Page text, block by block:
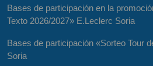
Bases de participación en la
Texto 2026/2027» E.Leclerc Soria
Bases de participación «Sorteo Tour
Soria